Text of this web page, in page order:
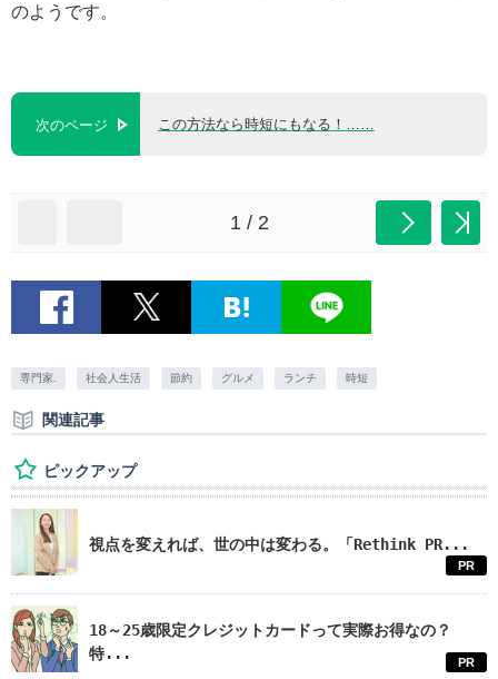
のようです。
次のページ この方法なら時短にもなる！……
1 / 2
専門家. 社会人生活 節約 グルメ ランチ 時短
関連記事
ピックアップ
視点を変えれば、世の中は変わる。「Rethink PR...
PR
18～25歳限定クレジットカードって実際お得なの？
特...
PR